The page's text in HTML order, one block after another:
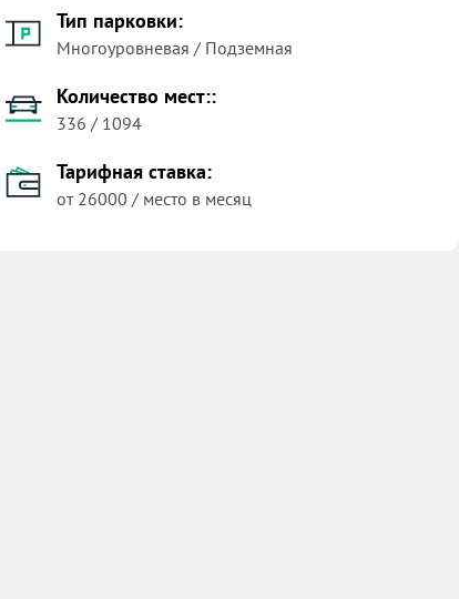
Тип парковки:
Многоуровневая / Подземная
Количество мест::
336 / 1094
Тарифная ставка:
от 26000 / место в месяц